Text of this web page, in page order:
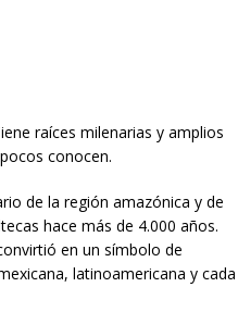
raíces milenarias y amplios
conocen.
de la región amazónica y de
hace más de 4.000 años.
en un símbolo de
latinoamericana y cada